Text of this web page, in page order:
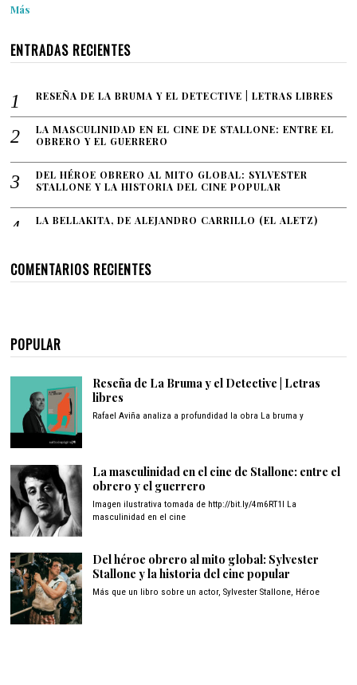
Más
ENTRADAS RECIENTES
RESEÑA DE LA BRUMA Y EL DETECTIVE | LETRAS LIBRES
LA MASCULINIDAD EN EL CINE DE STALLONE: ENTRE EL
OBRERO Y EL GUERRERO
DEL HÉROE OBRERO AL MITO GLOBAL: SYLVESTER
STALLONE Y LA HISTORIA DEL CINE POPULAR
LA BELLAKITA, DE ALEJANDRO CARRILLO (EL ALETZ)
COMENTARIOS RECIENTES
POPULAR
Reseña de La Bruma y el Detective | Letras
libres
Rafael Aviña analiza a profundidad la obra La bruma y
La masculinidad en el cine de Stallone: entre el
obrero y el guerrero
Imagen ilustrativa tomada de http://bit.ly/4m6RT1I La
masculinidad en el cine
Del héroe obrero al mito global: Sylvester
Stallone y la historia del cine popular
Más que un libro sobre un actor, Sylvester Stallone, Héroe